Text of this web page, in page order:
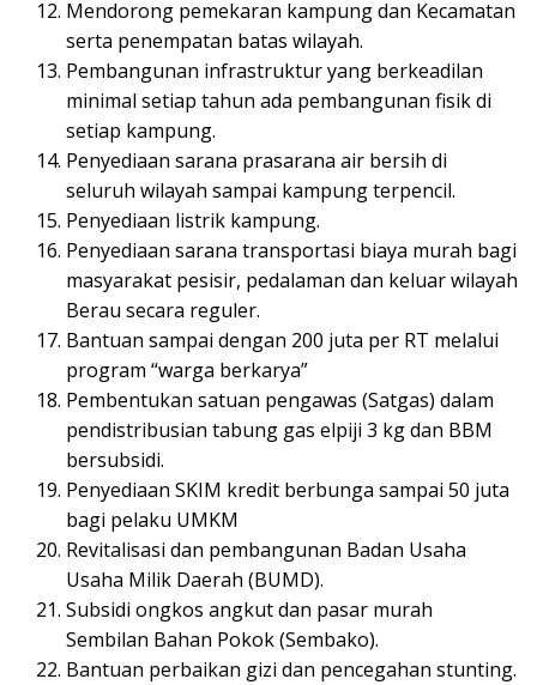
Mendorong pemekaran kampung dan Kecamatan
serta penempatan batas wilayah.
Pembangunan infrastruktur yang berkeadilan
minimal setiap tahun ada pembangunan fisik di
setiap kampung.
Penyediaan sarana prasarana air bersih di
seluruh wilayah sampai kampung terpencil.
Penyediaan listrik kampung.
Penyediaan sarana transportasi biaya murah bagi
masyarakat pesisir, pedalaman dan keluar wilayah
Berau secara reguler.
Bantuan sampai dengan 200 juta per RT melalui
program “warga berkarya”
Pembentukan satuan pengawas (Satgas) dalam
pendistribusian tabung gas elpiji 3 kg dan BBM
bersubsidi.
Penyediaan SKIM kredit berbunga sampai 50 juta
bagi pelaku UMKM
Revitalisasi dan pembangunan Badan Usaha
Usaha Milik Daerah (BUMD).
Subsidi ongkos angkut dan pasar murah
Sembilan Bahan Pokok (Sembako).
Bantuan perbaikan gizi dan pencegahan stunting.